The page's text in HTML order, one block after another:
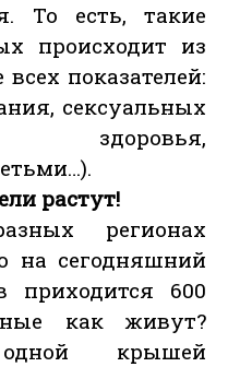
То есть, такие
происходит из
показателей:
сексуальных
растут!
регионах
на сегодняшний
приходится 600
как живут?
крышей